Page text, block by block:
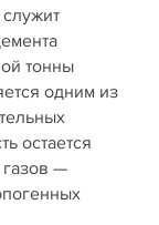
тонны
одним из
остается
—